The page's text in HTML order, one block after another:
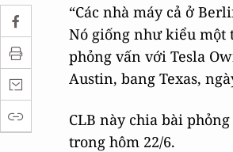
“Các nhà máy cả ở
Nó giống như kiểu một
phỏng vấn với Tesla
Austin, bang Texas,
CLB này chia bài
trong hôm 22/6.